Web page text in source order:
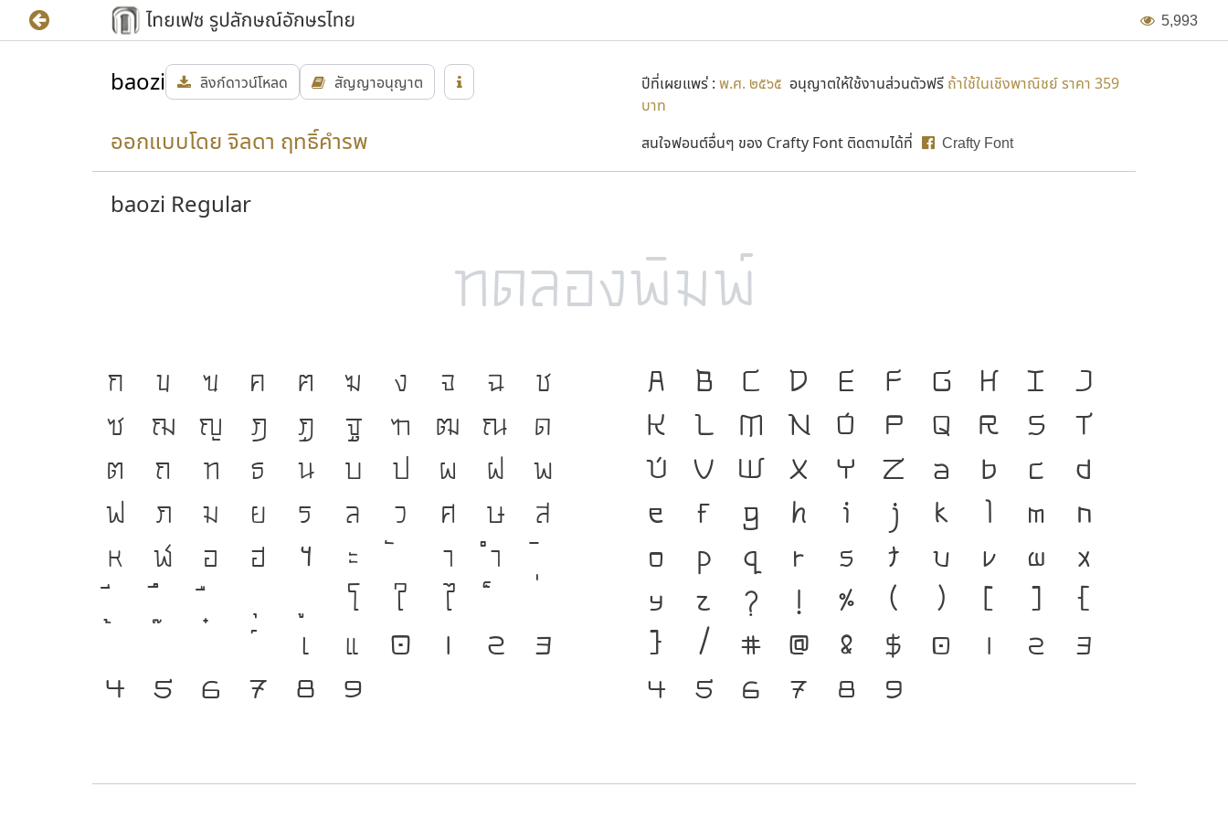
5,993
baozi ลิงก์ดาวน์โหลด สัญญาอนุญาต ปีที่เผยแพร่ : พ.ศ. ๒๕๖๕ อนุญาตให้ใช้งานส่วนตัวฟรี ถ้าใช้ในเชิงพาณิชย์ ราคา 359
บาท
ออกแบบโดย จิลดา ฤทธิ์คำรพ สนใจฟอนต์อื่นๆ ของ Crafty Font ติดตามได้ที่ Crafty Font
baozi Regular
ก ข ฃ ค ฅ ฆ ง จ ฉ
ช
ซ ฌ ญ ฎ ฏ ฐ ฑ ฒ ณ
ด
ต
ถ ท ธ น บ ป ผ ฝ
พ
ฟ
ภ ม ย ร ล ว ศ ษ
ส
ห
ฬ อ ฮ ฯ ะ า
ำ
โ
ใ
ไ
เ
แ ๐ ๑ ๒
๓
๔
๕ ๖ ๗ ๘ ๙
A B C D E F G H I
J
K
L M N O P Q R S
T
U V W X Y Z a b c
d
e
f g h i j k l m
n
o
p q r s t u v w
x
y
z ? ! % ( ) [ ]
{
}
/ # @ & $ 0 1 2
3
4
5 6 7 8 9
ภาษา คือ เครื่องมือสำคัญที่ทำให้ความ
เป็นชาติดำรงอยู่ได้ ภาษา คือ สะพาน
เชื่อมตัวตนของชนชาติ จากอดีตสู่ปัจจุบัน
ตัวพิมพ์ คือ เครื่องมือสำคัญที่ทำให้ภาษา
ดำรงอยู่ได้ แบบตัวพิมพ์ที่พัฒนาทัน
กระแสการเปลี่ยนแปลง คือ โครงสร้าง
แกร่งของสะพานที่เชื่อมตัวตนของชาติ
จากปัจจุบันสู่อนาคต